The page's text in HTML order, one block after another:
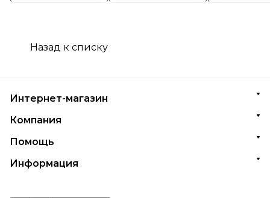
Назад к списку
Интернет-магазин
Компания
Помощь
Информация